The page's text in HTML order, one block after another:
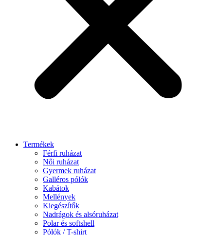
Termékek
Férfi ruházat
Női ruházat
Gyermek ruházat
Galléros pólók
Kabátok
Mellények
Kiegészítők
Nadrágok és alsóruházat
Polar és softshell
Pólók / T-shirt